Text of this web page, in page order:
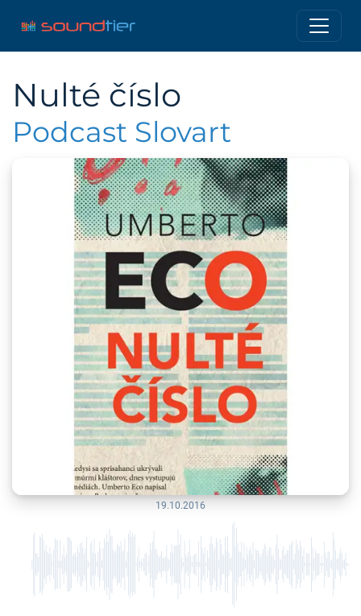
Nulté číslo
Podcast Slovart
19.10.2016